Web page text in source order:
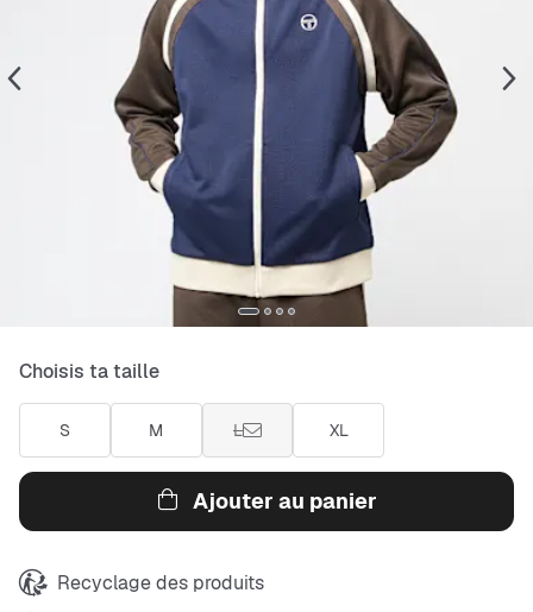
Choisis ta taille
S M L XL
Ajouter au panier
Recyclage des produits